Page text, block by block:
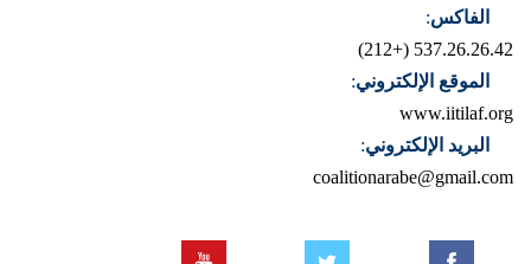
الفاكس:
537.26.26.42 (+212)
الموقع الإلكتروني:
www.iitilaf.org
البريد الإلكتروني:
coalitionarabe@gmail.com